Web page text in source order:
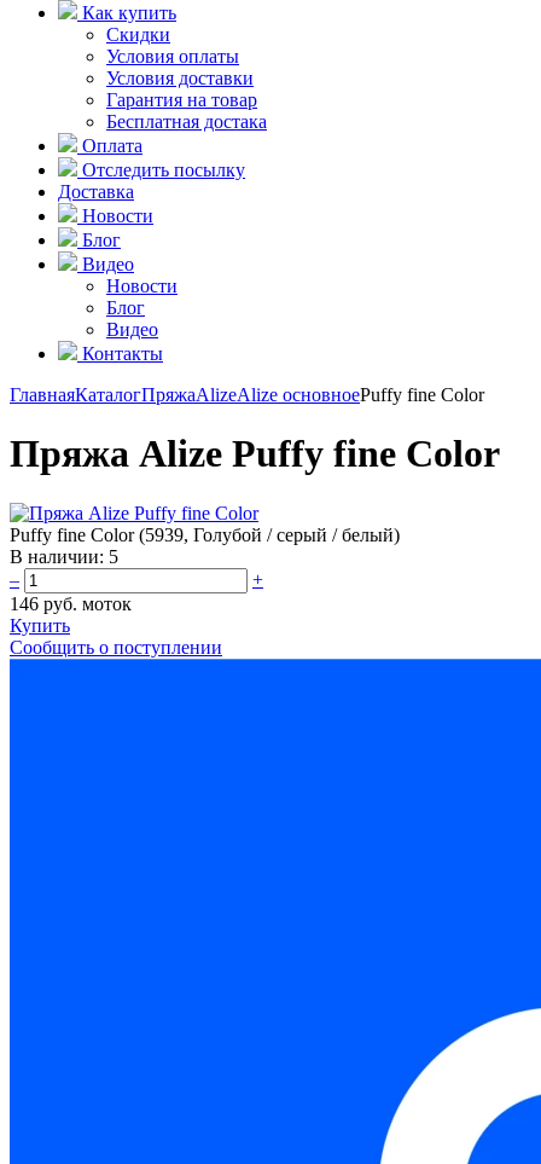
Как купить
Скидки
Условия оплаты
Условия доставки
Гарантия на товар
Бесплатная достака
Оплата
Отследить посылку
Доставка
Новости
Блог
Видео
Новости
Блог
Видео
Контакты
ГлавнаяКаталогПряжаAlizeAlize основноеPuffy fine Color
Пряжа Alize Puffy fine Color
Puffy fine Color (5939, Голубой / серый / белый)
В наличии: 5
–
+
146 руб. моток
Купить
Сообщить о поступлении